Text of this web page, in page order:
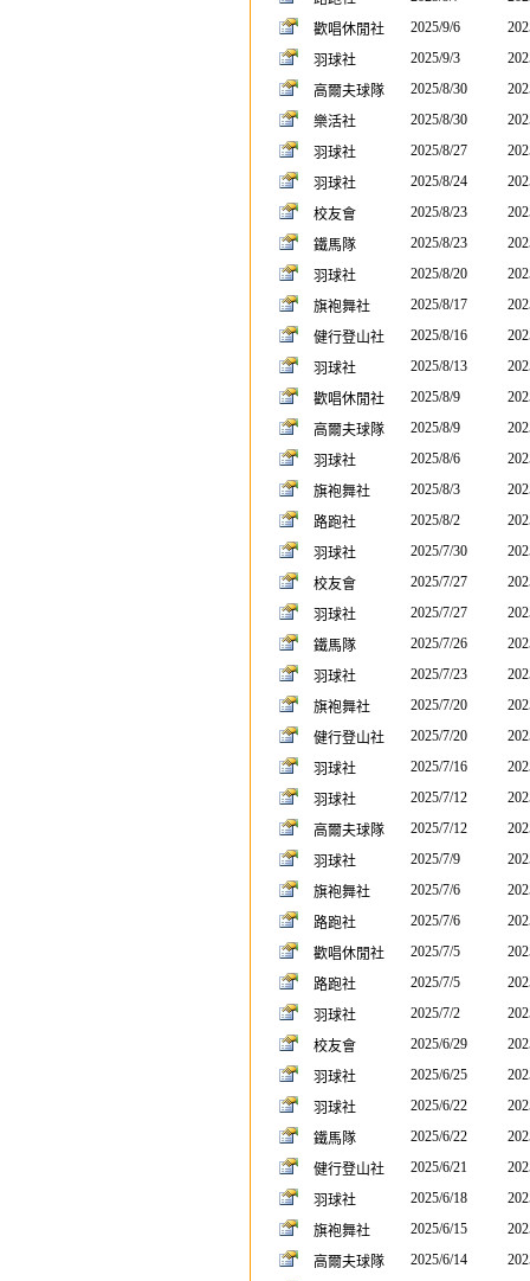
歡唱休閒社
2025/9/6
羽球社
2025/9/3
高爾夫球隊
2025/8/30
樂活社
2025/8/30
羽球社
2025/8/27
羽球社
2025/8/24
校友會
2025/8/23
鐵馬隊
2025/8/23
羽球社
2025/8/20
旗袍舞社
2025/8/17
健行登山社
2025/8/16
羽球社
2025/8/13
歡唱休閒社
2025/8/9
高爾夫球隊
2025/8/9
羽球社
2025/8/6
旗袍舞社
2025/8/3
路跑社
2025/8/2
羽球社
2025/7/30
校友會
2025/7/27
羽球社
2025/7/27
鐵馬隊
2025/7/26
羽球社
2025/7/23
旗袍舞社
2025/7/20
健行登山社
2025/7/20
羽球社
2025/7/16
羽球社
2025/7/12
高爾夫球隊
2025/7/12
羽球社
2025/7/9
旗袍舞社
2025/7/6
路跑社
2025/7/6
歡唱休閒社
2025/7/5
路跑社
2025/7/5
羽球社
2025/7/2
校友會
2025/6/29
羽球社
2025/6/25
羽球社
2025/6/22
鐵馬隊
2025/6/22
健行登山社
2025/6/21
羽球社
2025/6/18
旗袍舞社
2025/6/15
高爾夫球隊
2025/6/14